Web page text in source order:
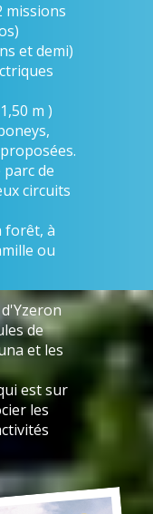
missions
et demi)
m )
de
circuits
forêt, à
ou
de
et les
est sur
les